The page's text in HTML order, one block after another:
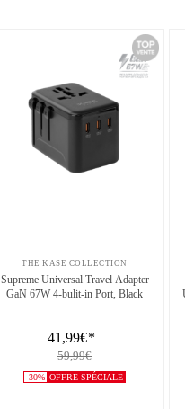
THE KASE COLLECTION
Supreme Universal Travel Adapter
GaN 67W 4-bulit-in Port, Black
41,99€*
59,99€
-30% OFFRE SPÉCIALE